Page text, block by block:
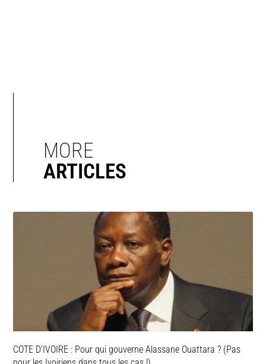
MORE
ARTICLES
COTE D’IVOIRE : Pour qui gouverne Alassane Ouattara ? (Pas